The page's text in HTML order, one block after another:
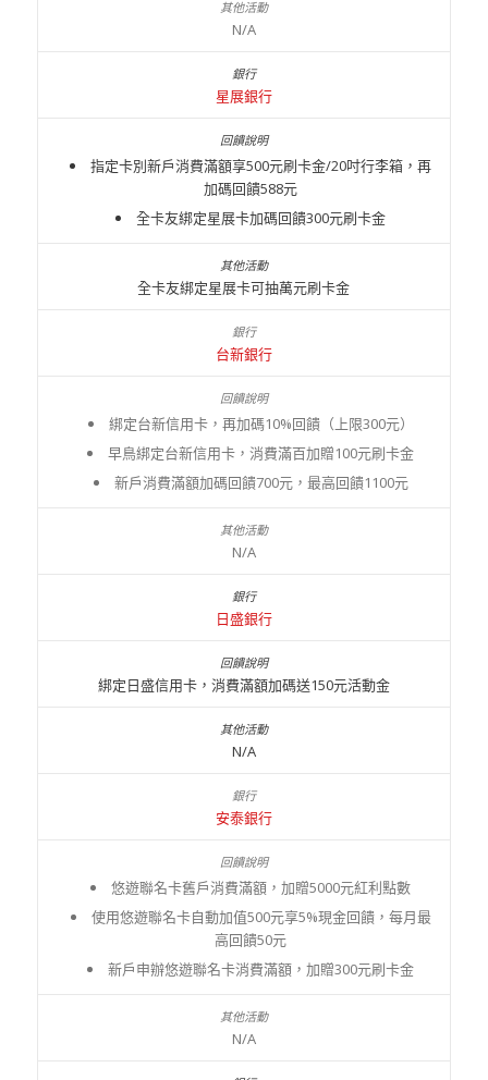
N/A
星展銀行
指定卡別新戶消費滿額享500元刷卡金/20吋行李箱，再
加碼回饋588元
全卡友綁定星展卡加碼回饋300元刷卡金
全卡友綁定星展卡可抽萬元刷卡金
台新銀行
綁定台新信用卡，再加碼10%回饋（上限300元）
早鳥綁定台新信用卡，消費滿百加贈100元刷卡金
新戶消費滿額加碼回饋700元，最高回饋1100元
N/A
日盛銀行
綁定日盛信用卡，消費滿額加碼送150元活動金
N/A
安泰銀行
悠遊聯名卡舊戶消費滿額，加贈5000元紅利點數
使用悠遊聯名卡自動加值500元享5%現金回饋，每月最
高回饋50元
新戶申辦悠遊聯名卡消費滿額，加贈300元刷卡金
N/A